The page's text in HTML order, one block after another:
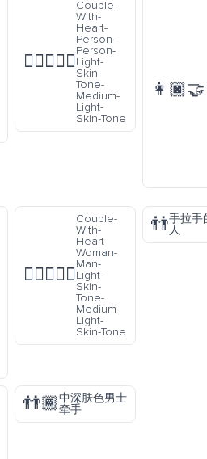
🧑🏻‍❤️‍🧑🏼
Couple-
With-
Heart-
Person-
Person-
Light-
Skin-
Tone-
Medium-
Light-
Skin-Tone
👩🏻‍❤️‍👨🏼
Couple-
With-
Heart-
Woman-
Man-
Light-
Skin-
Tone-
Medium-
Light-
Skin-Tone
👬手拉手
人
👬🏾中深肤色男士
牵手